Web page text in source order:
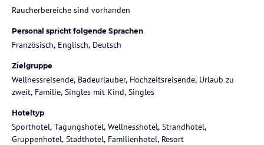
Raucherbereiche sind vorhanden
Personal spricht folgende Sprachen
Französisch, Englisch, Deutsch
Zielgruppe
Wellnessreisende, Badeurlauber, Hochzeitsreisende, Urlaub zu
zweit, Familie, Singles mit Kind, Singles
Hoteltyp
Sporthotel, Tagungshotel, Wellnesshotel, Strandhotel,
Gruppenhotel, Stadthotel, Familienhotel, Resort